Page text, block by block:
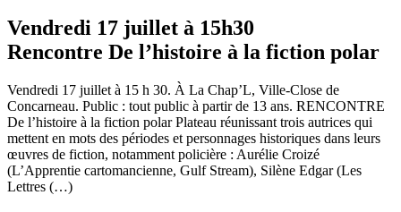
Vendredi 17 juillet à 15h30
Rencontre De l’histoire à la fiction polar
Vendredi 17 juillet à 15 h 30. À La Chap’L, Ville-Close de
Concarneau. Public : tout public à partir de 13 ans. RENCONTRE
De l’histoire à la fiction polar Plateau réunissant trois autrices qui
mettent en mots des périodes et personnages historiques dans leurs
œuvres de fiction, notamment policière : Aurélie Croizé
(L’Apprentie cartomancienne, Gulf Stream), Silène Edgar (Les
Lettres (…)